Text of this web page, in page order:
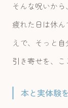
そんな呪いから
疲れた日は休
えで、そっと
引き寄せを、こ
本と実体験